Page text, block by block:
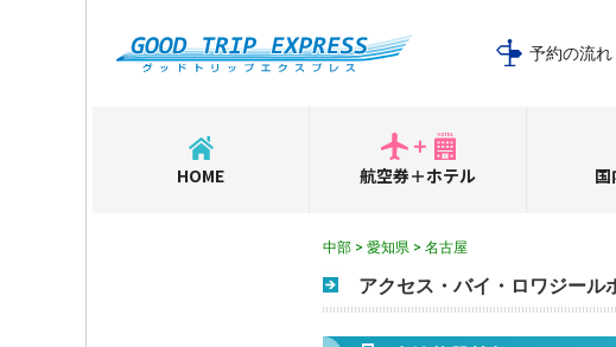
予約の流れ
HOME 航空券＋ホテル 国
中部 > 愛知県 > 名古屋
アクセス・バイ・ロワジール